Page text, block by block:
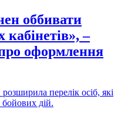
оббивати
–
оформлення
перелік осіб, які
дій.